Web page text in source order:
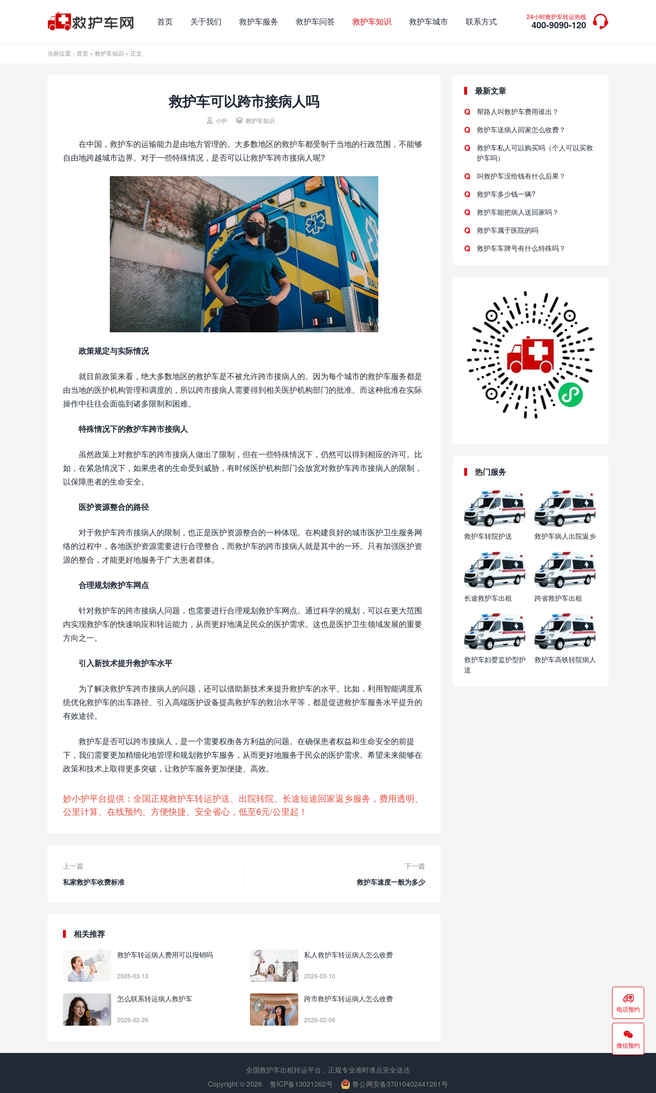
24小时救护车转运热线
400-9090-120 
首页 关于我们 救护车服务 救护车问答 救护车知识 救护车城市 联系方式
当前位置： 首页 » 救护车知识 » 正文
救护车可以跨市接病人吗
 小护  救护车知识
在中国，救护车的运输能力是由地方管理的。大多数地区的救护车都受制于当地的行政范围，不能够
自由地跨越城市边界。对于一些特殊情况，是否可以让救护车跨市接病人呢?
政策规定与实际情况
就目前政策来看，绝大多数地区的救护车是不被允许跨市接病人的。因为每个城市的救护车服务都是
由当地的医护机构管理和调度的，所以跨市接病人需要得到相关医护机构部门的批准。而这种批准在实际
操作中往往会面临到诸多限制和困难。
特殊情况下的救护车跨市接病人
虽然政策上对救护车的跨市接病人做出了限制，但在一些特殊情况下，仍然可以得到相应的许可。比
如，在紧急情况下，如果患者的生命受到威胁，有时候医护机构部门会放宽对救护车跨市接病人的限制，
以保障患者的生命安全。
医护资源整合的路径
对于救护车跨市接病人的限制，也正是医护资源整合的一种体现。在构建良好的城市医护卫生服务网
络的过程中，各地医护资源需要进行合理整合，而救护车的跨市接病人就是其中的一环。只有加强医护资
源的整合，才能更好地服务于广大患者群体。
合理规划救护车网点
针对救护车的跨市接病人问题，也需要进行合理规划救护车网点。通过科学的规划，可以在更大范围
内实现救护车的快速响应和转运能力，从而更好地满足民众的医护需求。这也是医护卫生领域发展的重要
方向之一。
引入新技术提升救护车水平
为了解决救护车跨市接病人的问题，还可以借助新技术来提升救护车的水平。比如，利用智能调度系
统优化救护车的出车路径、引入高端医护设备提高救护车的救治水平等，都是促进救护车服务水平提升的
有效途径。
救护车是否可以跨市接病人，是一个需要权衡各方利益的问题。在确保患者权益和生命安全的前提
下，我们需要更加精细化地管理和规划救护车服务，从而更好地服务于民众的医护需求。希望未来能够在
政策和技术上取得更多突破，让救护车服务更加便捷、高效。
妙小护平台提供：全国正规救护车转运护送、出院转院、长途短途回家返乡服务，费用透明、
公里计算、在线预约、方便快捷、安全省心，低至6元/公里起！
上一篇
私家救护车收费标准
下一篇
救护车速度一般为多少
相关推荐
救护车转运病人费用可以报销吗
2026-03-13
私人救护车转运病人怎么收费
2026-03-10
怎么联系转运病人救护车
2026-02-26
跨市救护车转运病人怎么收费
2026-02-09
最新文章
帮路人叫救护车费用谁出？
救护车送病人回家怎么收费？
救护车私人可以购买吗（个人可以买救
护车吗）
叫救护车没给钱有什么后果？
救护车多少钱一辆?
救护车能把病人送回家吗？
救护车属于医院的吗
救护车车牌号有什么特殊吗？
热门服务
救护车转院护送 救护车病人出院返乡
长途救护车出租 跨省救护车出租
救护车妇婴监护型护
送
救护车高铁转院病人

电话预约

微信预约
全国救护车出租转运平台，正规专业准时准点安全送达
Copyright © 2026
鲁ICP备13021262号 鲁公网安备37010402441261号